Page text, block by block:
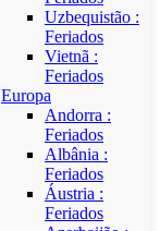
Uzbequistão :
Feriados
Vietnã :
Feriados
Europa
Andorra :
Feriados
Albânia :
Feriados
Áustria :
Feriados